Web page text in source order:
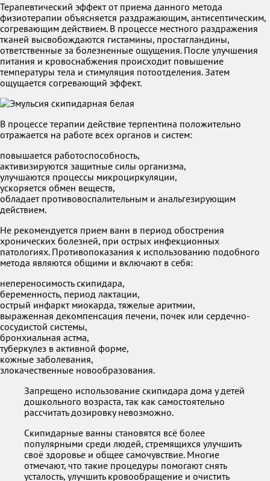
Терапевтический эффект от приема данного метода
физиотерапии объясняется раздражающим, антисептическим,
согревающим действием. В процессе местного раздражения
тканей высвобождаются гистамины, простагландины,
ответственные за болезненные ощущения. После улучшения
питания и кровоснабжения происходит повышение
температуры тела и стимуляция потоотделения. Затем
ощущается согревающий эффект.
В процессе терапии действие терпентина положительно
отражается на работе всех органов и систем:
повышается работоспособность,
активизируются защитные силы организма,
улучшаются процессы микроциркуляции,
ускоряется обмен веществ,
обладает противовоспалительным и анальгезирующим
действием.
Не рекомендуется прием ванн в период обострения
хронических болезней, при острых инфекционных
патологиях. Противопоказания к использованию подобного
метода являются общими и включают в себя:
непереносимость скипидара,
беременность, период лактации,
острый инфаркт миокарда, тяжелые аритмии,
выраженная декомпенсация печени, почек или сердечно-
сосудистой системы,
бронхиальная астма,
туберкулез в активной форме,
кожные заболевания,
злокачественные новообразования.
Запрещено использование скипидара дома у детей
дошкольного возраста, так как самостоятельно
рассчитать дозировку невозможно.
Скипидарные ванны становятся всё более
популярными среди людей, стремящихся улучшить
своё здоровье и общее самочувствие. Многие
отмечают, что такие процедуры помогают снять
усталость, улучшить кровообращение и очистить